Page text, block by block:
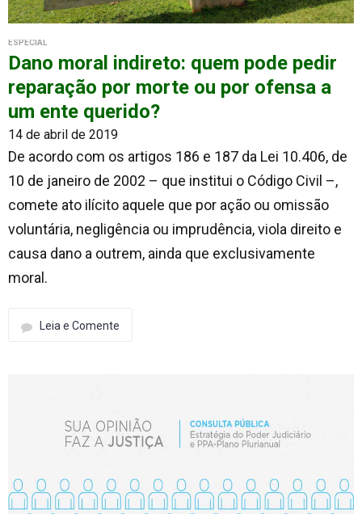
ESPECIAL
Dano moral indireto: quem pode pedir
reparação por morte ou por ofensa a
um ente querido?
14 de abril de 2019
De acordo com os artigos 186 e 187 da Lei 10.406, de
10 de janeiro de 2002 – que institui o Código Civil –,
comete ato ilícito aquele que por ação ou omissão
voluntária, negligência ou imprudência, viola direito e
causa dano a outrem, ainda que exclusivamente
moral.
Leia e Comente